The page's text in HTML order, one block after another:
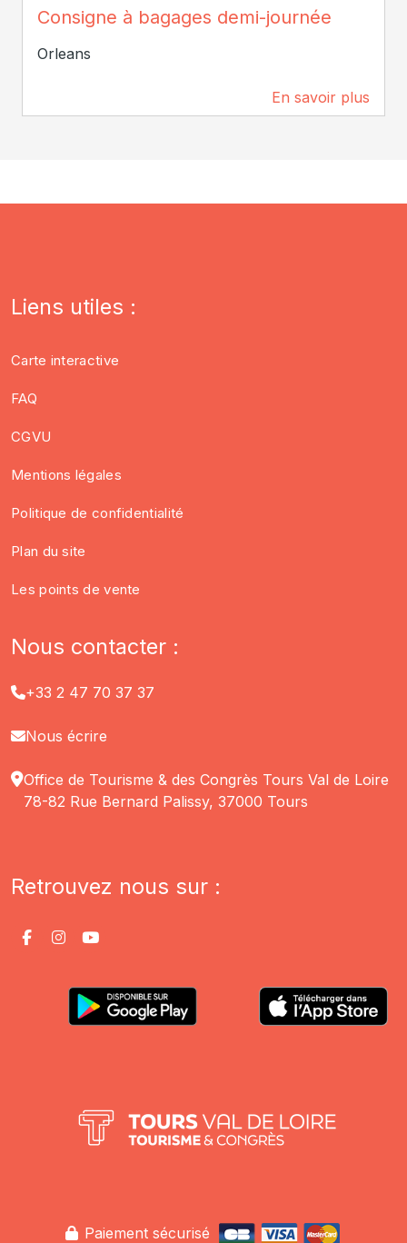
Consigne à bagages demi-journée
Orleans
En savoir plus
Liens utiles :
Carte interactive
FAQ
CGVU
Mentions légales
Politique de confidentialité
Plan du site
Les points de vente
Nous contacter :
+33 2 47 70 37 37
Nous écrire
Office de Tourisme & des Congrès Tours Val de Loire
78-82 Rue Bernard Palissy, 37000 Tours
Retrouvez nous sur :
Paiement sécurisé